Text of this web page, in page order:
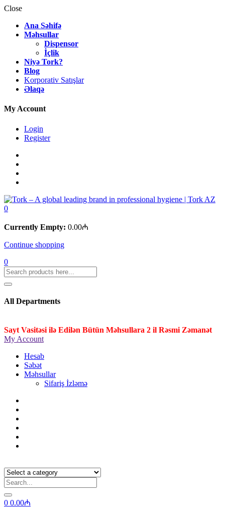
Close
Ana Səhifə
Məhsullar
Dispensor
İçlik
Niyə Tork?
Blog
Korporativ Satışlar
Əlaqə
My Account
Login
Register
0
Currently Empty: 0.00₼
Continue shopping
0
All Departments
Sayt Vasitəsi ilə Edilən Bütün Məhsullara 2 il Rəsmi Zəmanət
My Account
Hesab
Səbət
Məhsullar
Sifariş İzləmə
0 0.00₼